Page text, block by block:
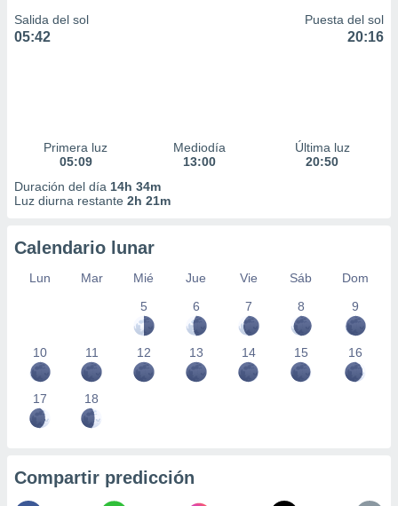
1199
Salida del sol
05:42
Puesta del sol
20:16
Primera luz
05:09
Mediodía
13:00
Última luz
20:50
Duración del día 14h 34m
Luz diurna restante 2h 21m
Calendario lunar
Lun Mar Mié Jue Vie Sáb
Dom
5
6 7 8 9
10 11 12 13 14 15 16
17 18
Compartir predicción